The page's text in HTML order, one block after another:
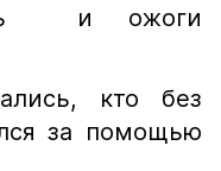
и ожоги
кто без
за помощью